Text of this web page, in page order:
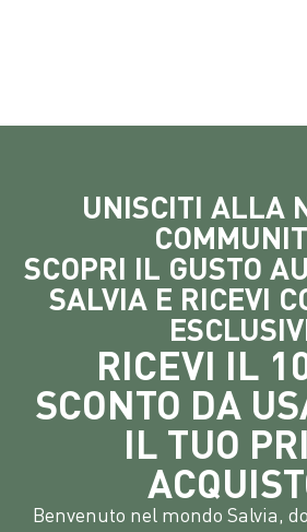
UNISCITI ALLA
SCOPRI IL GUSTO
SALVIA E RICEVI
RICEVI IL
SCONTO DA
IL TUO
Benvenuto nel mondo Salvia,